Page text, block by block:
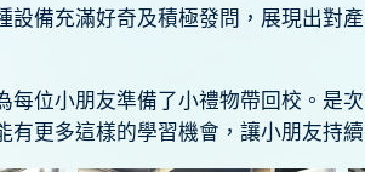
設備充滿好奇及積極發問，展現出對
每位小朋友準備了小禮物帶回校。是
有更多這樣的學習機會，讓小朋友持續